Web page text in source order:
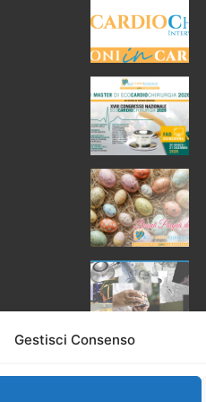
Gestisci Consenso